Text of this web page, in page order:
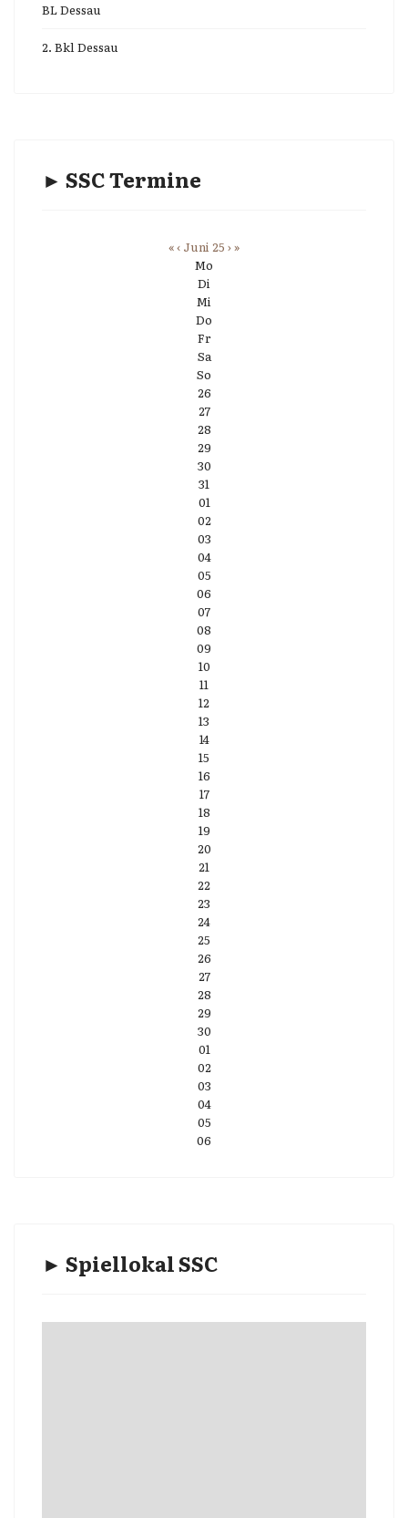
BL Dessau
2. Bkl Dessau
► SSC Termine
«‹ Juni 25 ›»
Mo
Di
Mi
Do
Fr
Sa
So
26
27
28
29
30
31
01
02
03
04
05
06
07
08
09
10
11
12
13
14
15
16
17
18
19
20
21
22
23
24
25
26
27
28
29
30
01
02
03
04
05
06
► Spiellokal SSC